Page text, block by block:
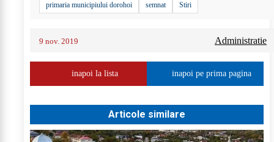
primaria municipiului dorohoi
semnat Stiri
9 nov. 2019 Administratie
inapoi la lista inapoi pe prima pagina
Articole similare